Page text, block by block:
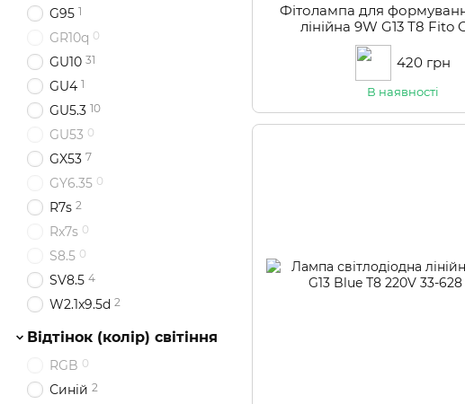
Фітолампа для
лінійна 9W G13 Т8 Fito
(Red:Blue=5:1) 220V
420 грн
В наявності
G95 1
GR10q 0
GU10 31
GU4 1
GU5.3 10
GU53 0
GX53 7
GY6.35 0
R7s 2
Rx7s 0
S8.5 0
SV8.5 4
W2.1x9.5d 2
Відтінок (колір) світіння
RGB 0
Синій 2